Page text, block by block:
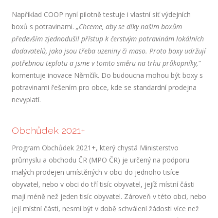
Například COOP nyní pilotně testuje i vlastní síť výdejních
boxů s potravinami. „Chceme, aby se díky našim boxům
především zjednodušil přístup k čerstvým potravinám lokálních
dodavatelů, jako jsou třeba uzeniny či maso. Proto boxy udržují
potřebnou teplotu a jsme v tomto směru na trhu průkopníky,“
komentuje inovace Němčík. Do budoucna mohou být boxy s
potravinami řešením pro obce, kde se standardní prodejna
nevyplatí.
Obchůdek 2021+
Program Obchůdek 2021+, který chystá Ministerstvo
průmyslu a obchodu ČR (MPO ČR) je určený na podporu
malých prodejen umístěných v obci do jednoho tisíce
obyvatel, nebo v obci do tří tisíc obyvatel, jejíž místní části
mají méně než jeden tisíc obyvatel. Zároveň v této obci, nebo
její místní části, nesmí být v době schválení žádosti více než